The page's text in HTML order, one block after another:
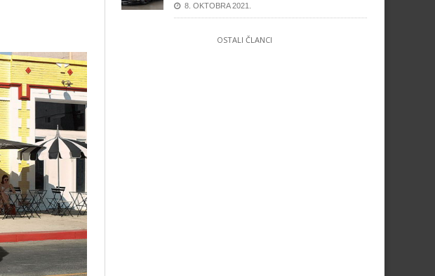
8. OKTOBRA 2021.
OSTALI ČLANCI